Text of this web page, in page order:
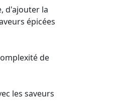
d'ajouter la
épicées
de
les saveurs